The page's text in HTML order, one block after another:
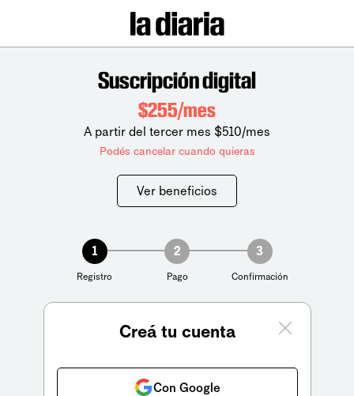
Suscripción digital
$255/mes
A partir del tercer mes $510/mes
Podés cancelar cuando quieras
Ver beneficios
1
Registro
2
Pago
3
Confirmación
Creá tu cuenta
Con Google